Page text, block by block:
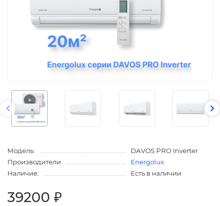
Модель:
DAVOS PRO Inverter
Производители
Energolux
Наличие:
Есть в наличии
39200 ₽